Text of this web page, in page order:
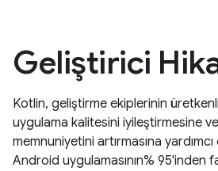
Geliştirici
Kotlin, geliştirme ekiplerinin
uygulama kalitesini iyileştirmesine
memnuniyetini artırmasına
Android uygulamasının% 95'inden